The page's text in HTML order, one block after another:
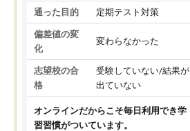
通った目的 定期テスト対策
偏差値の変
化
変わらなかった
志望校の合
格
受験していない/結果が
出ていない
オンラインだからこそ毎日利用でき学
習習慣がついています。